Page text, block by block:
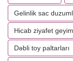
Gelinlik sac
Hicab ziyafet
Dəbli toy paltarları